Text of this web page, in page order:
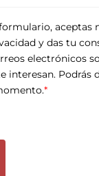
aceptas
y das tu
electrónicos
interesan. Podrás
*